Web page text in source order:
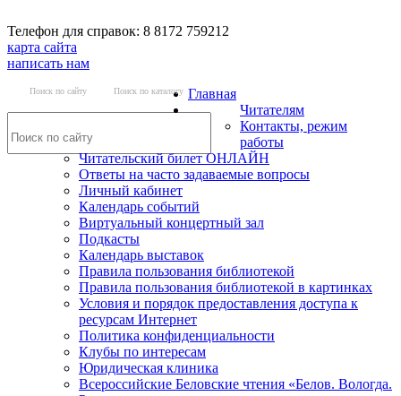
Телефон для справок: 8 8172 759212
карта сайта
написать нам
Поиск по сайту Поиск по каталогу Главная
Читателям
Контакты, режим
работы
Читательский билет ОНЛАЙН
Ответы на часто задаваемые вопросы
Личный кабинет
Календарь событий
Виртуальный концертный зал
Подкасты
Календарь выставок
Правила пользования библиотекой
Правила пользования библиотекой в картинках
Условия и порядок предоставления доступа к
ресурсам Интернет
Политика конфиденциальности
Клубы по интересам
Юридическая клиника
Всероссийские Беловские чтения «Белов. Вологда.